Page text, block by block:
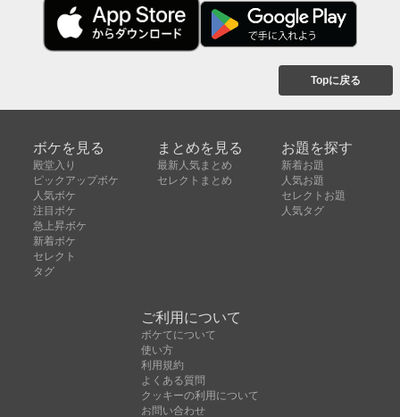
Topに戻る
ボケを見る
殿堂入り
ピックアップボケ
人気ボケ
注目ボケ
急上昇ボケ
新着ボケ
セレクト
タグ
まとめを見る
最新人気まとめ
セレクトまとめ
お題を探す
新着お題
人気お題
セレクトお題
人気タグ
ご利用について
ボケてについて
使い方
利用規約
よくある質問
クッキーの利用について
お問い合わせ